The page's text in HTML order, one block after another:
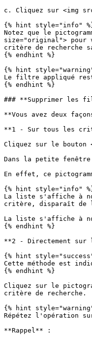
c. Cliquez sur <img
{% hint style="info"
Notez que le
size="original"> pour
critère de recherche
{% endhint %}
{% hint
Le filtre appliqué
{% endhint %}
### **Supprimer les
**Vous avez deux
**1 - Sur tous les
Cliquez sur le
Dans la petite
En effet, ce
{% hint style="info"
La liste s'affiche à
critère, disparaît
La liste s'affiche à
{% endhint %}
**2 - Directement
{% hint
Cette méthode est
{% endhint %}
Cliquez sur le
critère de recherche.
{% hint
Répétez l'opération
**Rappel** :